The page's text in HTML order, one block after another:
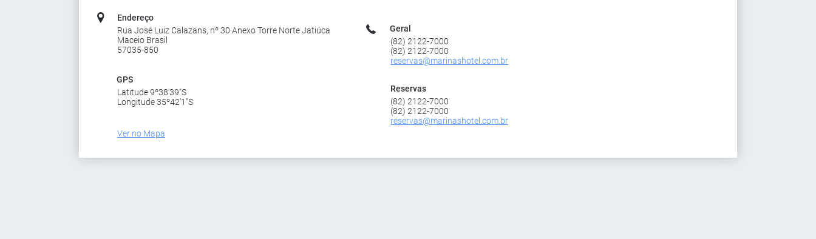
Endereço
Rua José Luiz Calazans, nº 30 Anexo Torre Norte Jatiúca
Maceio Brasil
57035-850
GPS
Latitude 9º38'39"S
Longitude 35º42'1"S
Ver no Mapa
Geral
(82) 2122-7000
(82) 2122-7000
reservas@marinashotel.com.br
Reservas
(82) 2122-7000
(82) 2122-7000
reservas@marinashotel.com.br